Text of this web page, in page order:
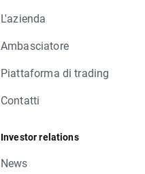
L'azienda
Ambasciatore
Piattaforma di trading
Contatti
Investor relations
News